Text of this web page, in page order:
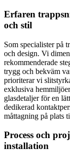
Erfaren
och stil
Som specialister på
och design. Vi
rekommenderade
trygg och bekväm
prioriterar vi
exklusiva
glasdetaljer för en
dedikerad
måttagning på plats
Process och
installation